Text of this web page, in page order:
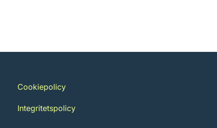
Cookiepolicy
Integritetspolicy